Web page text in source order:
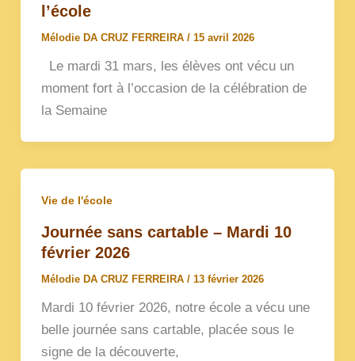
l’école
Mélodie DA CRUZ FERREIRA / 15 avril 2026
Le mardi 31 mars, les élèves ont vécu un
moment fort à l’occasion de la célébration de
la Semaine
Vie de l'école
Journée sans cartable – Mardi 10
février 2026
Mélodie DA CRUZ FERREIRA / 13 février 2026
Mardi 10 février 2026, notre école a vécu une
belle journée sans cartable, placée sous le
signe de la découverte,